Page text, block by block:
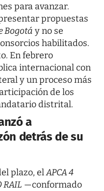
para avanzar.
propuestas
Bogotá y no se
habilitados.
En febrero
internacional con
y un proceso más
de los
distrital.
a
detrás de su
plazo, elAPCA 4
RAIL —conformado